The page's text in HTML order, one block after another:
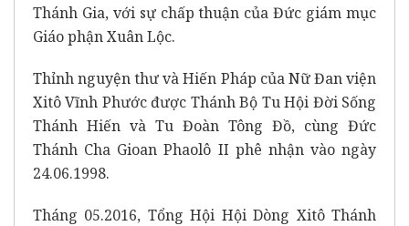
Thánh Gia, với sự chấp thuận của Đức giám mục
Giáo phận Xuân Lộc.
Thỉnh nguyện thư và Hiến Pháp của Nữ Đan viện
Xitô Vĩnh Phước được Thánh Bộ Tu Hội Đời Sống
Thánh Hiến và Tu Đoàn Tông Đồ, cùng Đức
Thánh Cha Gioan Phaolô II phê nhận vào ngày
24.06.1998.
Tháng 05.2016, Tổng Hội Hội Dòng Xitô Thánh